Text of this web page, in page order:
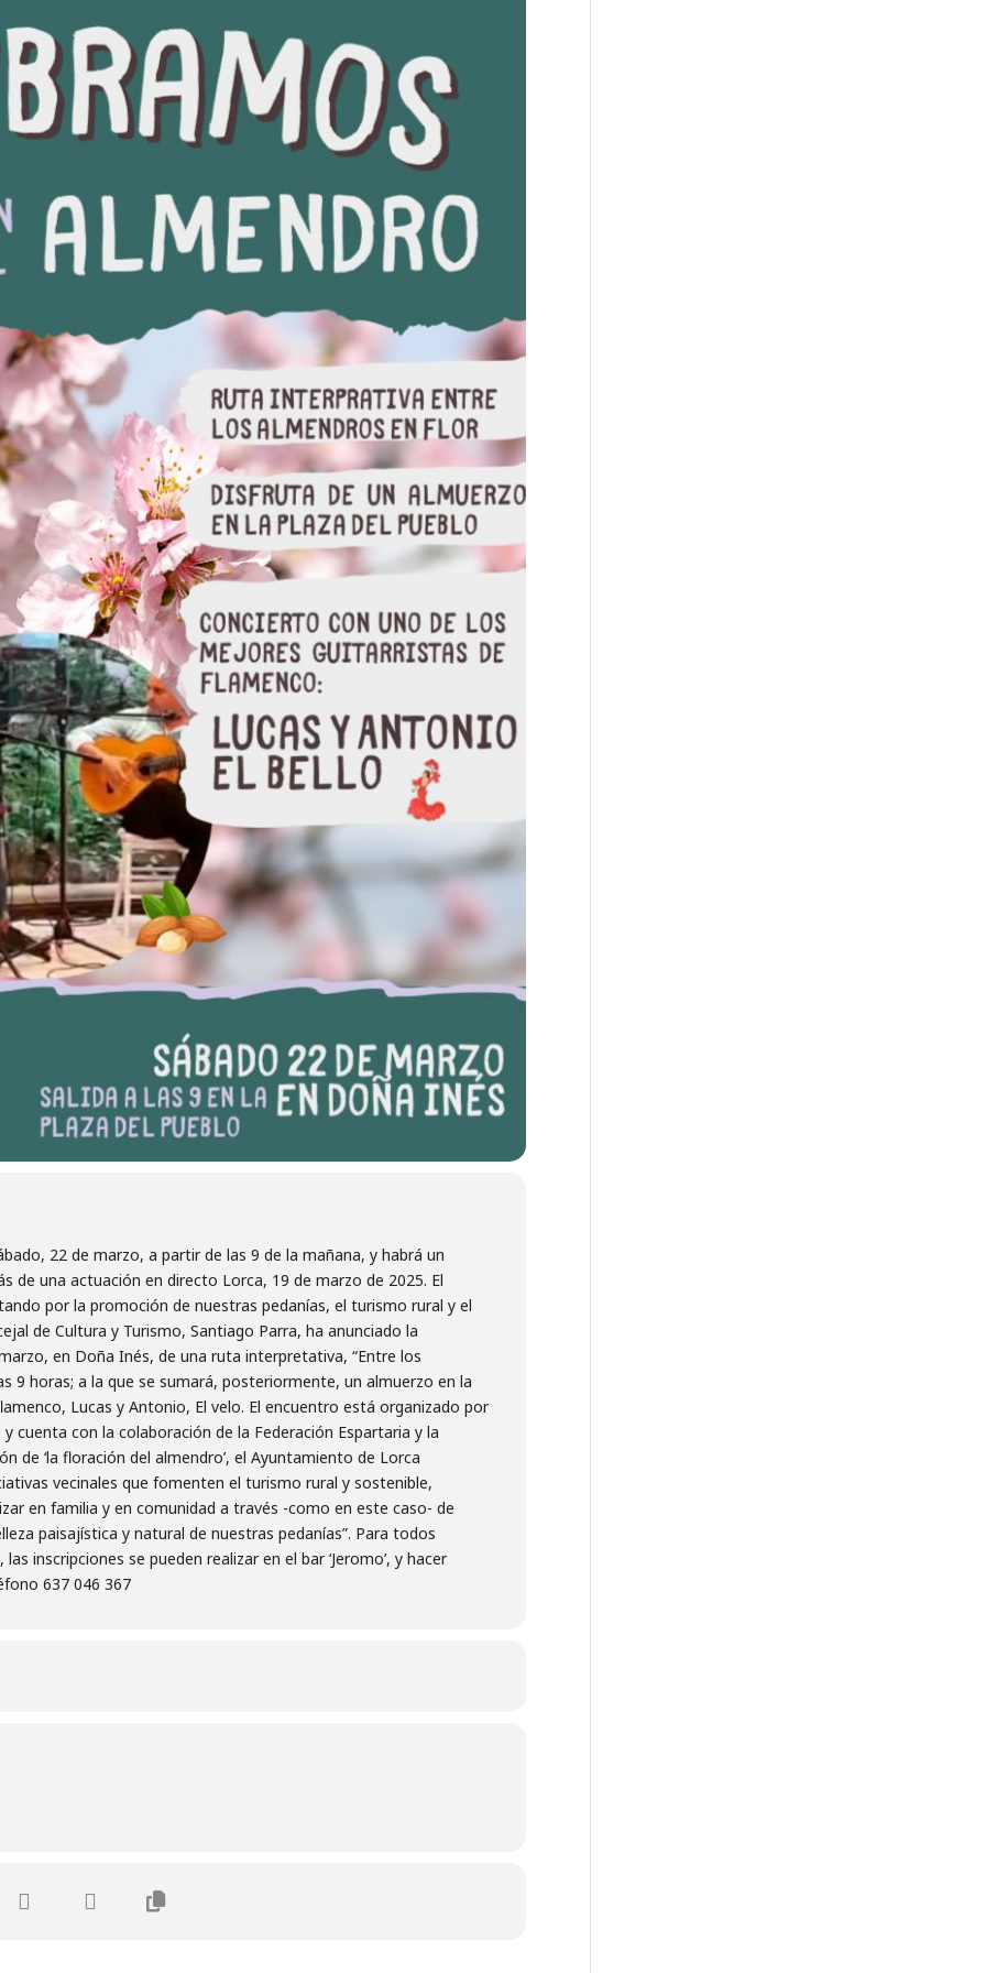
22 de marzo, a partir de las 9 de la mañana, y habrá un
de una actuación en directo Lorca, 19 de marzo de 2025. El
por la promoción de nuestras pedanías, el turismo rural y el
de Cultura y Turismo, Santiago Parra, ha anunciado la
en Doña Inés, de una ruta interpretativa, “Entre los
9 horas; a la que se sumará, posteriormente, un almuerzo en la
Lucas y Antonio, El velo. El encuentro está organizado por
cuenta con la colaboración de la Federación Espartaria y la
de ‘la floración del almendro’, el Ayuntamiento de Lorca
vecinales que fomenten el turismo rural y sostenible,
en familia y en comunidad a través -como en este caso- de
paisajística y natural de nuestras pedanías”. Para todos
inscripciones se pueden realizar en el bar ‘Jeromo’, y hacer
637 046 367